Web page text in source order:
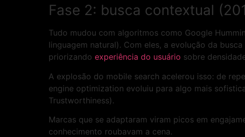
Fase 2: busca contextual
Tudo mudou com algoritmos como Google
linguagem natural). Com eles, a evolução da
priorizando experiência do usuário sobre
A explosão do mobile search acelerou isso: de
engine optimization evoluiu para algo mais
Trustworthiness).
Marcas que se adaptaram viram picos em
conhecimento roubavam a cena.